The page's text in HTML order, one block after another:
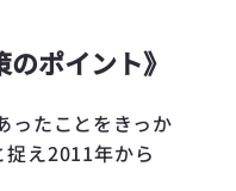
のポイント》
ったことをきっか
え2011年から